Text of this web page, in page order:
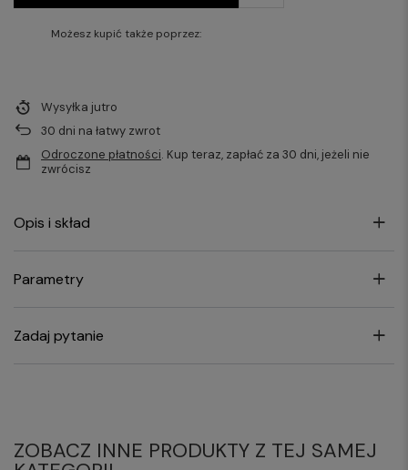
Możesz kupić także poprzez:
Wysyłka jutro
30 dni na łatwy zwrot
Odroczone płatności. Kup teraz, zapłać za 30 dni, jeżeli nie
zwrócisz
Opis i skład
Parametry
Zadaj pytanie
ZOBACZ INNE PRODUKTY Z TEJ SAMEJ